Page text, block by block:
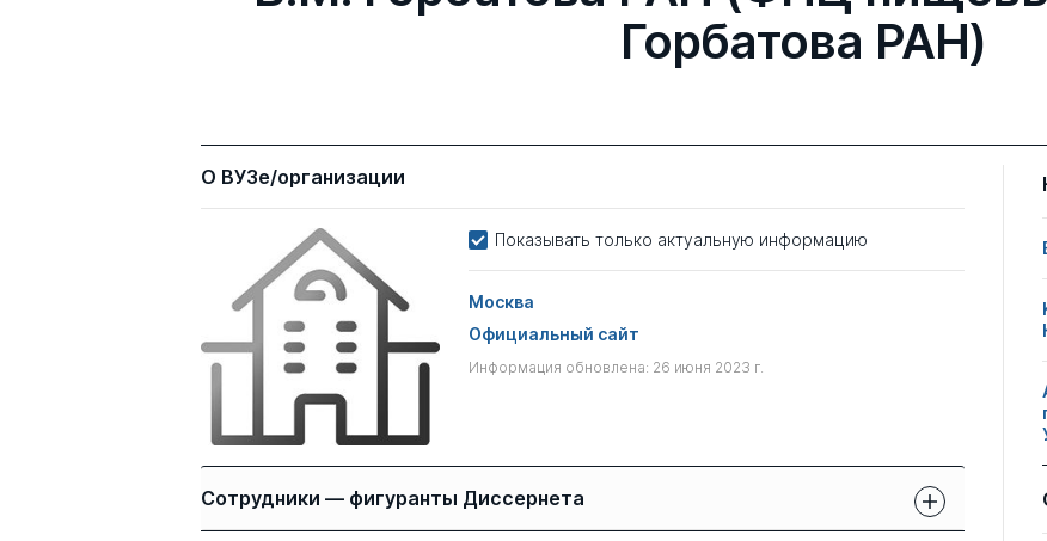
Горбатова РАН)
О ВУЗе/организации
Показывать только актуальную информацию
Москва
Официальный сайт
Информация обновлена: 26 июня 2023 г.
Сотрудники — фигуранты Диссернета